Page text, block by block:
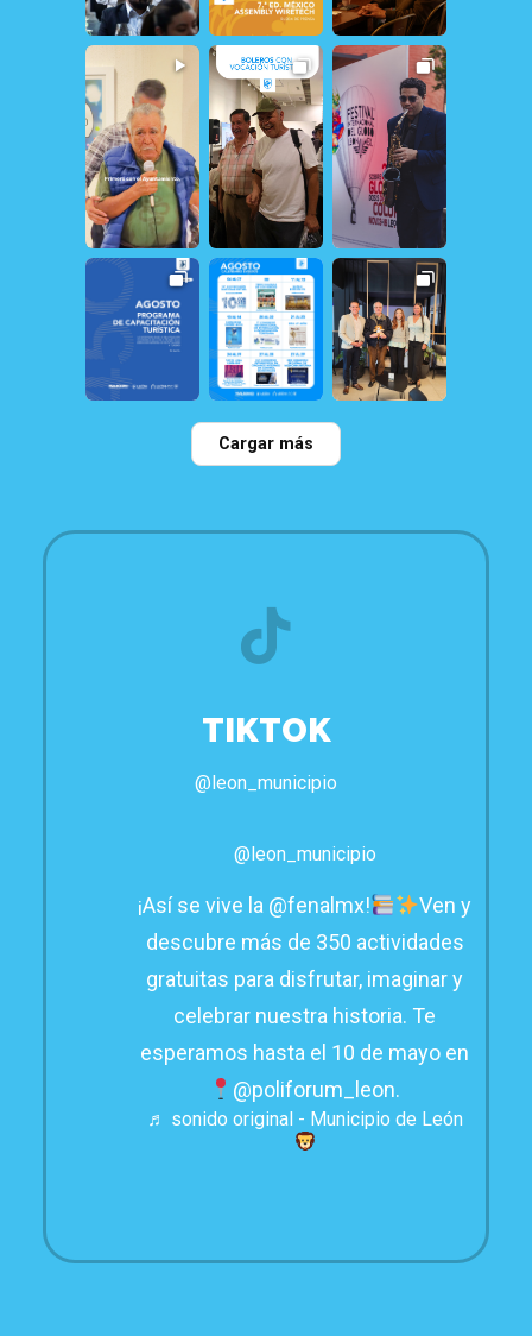
19 0 0
20 13 1 163 1
21 1
Cargar más
TIKTOK
@leon_municipio
@leon_municipio
¡Así se vive la @fenalmx!
Ven y
descubre más de 350 actividades
gratuitas para disfrutar, imaginar y
celebrar nuestra historia. Te
esperamos hasta el 10 de mayo en
@poliforum_leon.
♬ sonido original - Municipio de León